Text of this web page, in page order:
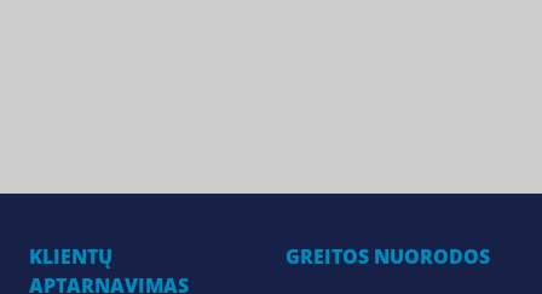
KLIENTŲ
APTARNAVIMAS
GREITOS NUORODOS